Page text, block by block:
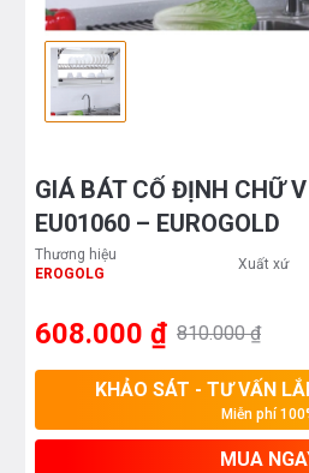
GIÁ BÁT CỐ ĐỊNH CHỮ
EU01060 – EUROGOLD
Thương hiệu
EROGOLG
Xuất xứ
608.000 ₫ 810.000 ₫
KHẢO SÁT - TƯ VẤN
Miễn phí
MUA